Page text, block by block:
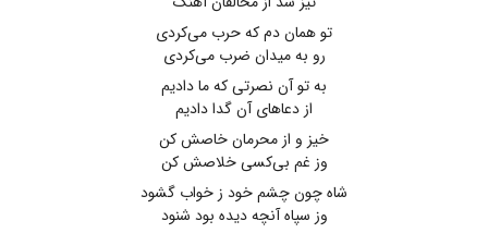
تو همان دم که حرب می‌کردی
رو به میدان ضرب می‌کردی
به تو آن نصرتی که ما دادیم
از دعاهای آن گدا دادیم
خیز و از محرمان خاصش کن
وز غم بی‌کسی خلاصش کن
شاه چون چشم خود ز خواب گشود
وز سپاه آنچه دیده بود شنود